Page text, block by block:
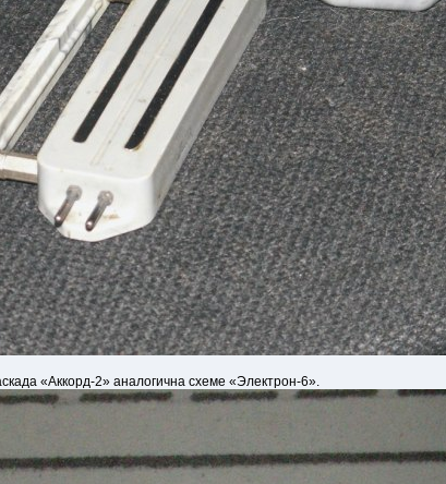
«Аккорд-2» аналогична схеме «Электрон-6».